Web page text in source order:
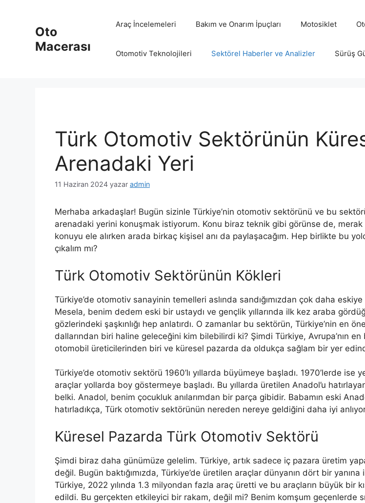
Oto
Macerası
Araç İncelemeleri Bakım ve Onarım İpuçları Motosiklet
Otomotiv Teknolojileri Sektörel Haberler ve Analizler Sürüş
Türk Otomotiv Sektörünün
Arenadaki Yeri
11 Haziran 2024 yazar admin
Merhaba arkadaşlar! Bugün sizinle Türkiye’nin otomotiv sektörünü ve bu
arenadaki yerini konuşmak istiyorum. Konu biraz teknik gibi görünse de,
konuyu ele alırken arada birkaç kişisel anı da paylaşacağım. Hep birlikte bu
çıkalım mı?
Türk Otomotiv Sektörünün Kökleri
Türkiye’de otomotiv sanayinin temelleri aslında sandığımızdan çok daha eskiye
Mesela, benim dedem eski bir ustaydı ve gençlik yıllarında ilk kez araba
gözlerindeki şaşkınlığı hep anlatırdı. O zamanlar bu sektörün, Türkiye’nin en
dallarından biri haline geleceğini kim bilebilirdi ki? Şimdi Türkiye, Avrupa’nın en
otomobil üreticilerinden biri ve küresel pazarda da oldukça sağlam bir yer
Türkiye’de otomotiv sektörü 1960’lı yıllarda büyümeye başladı. 1970’lerde ise
araçlar yollarda boy göstermeye başladı. Bu yıllarda üretilen Anadol’u
belki. Anadol, benim çocukluk anılarımdan bir parça gibidir. Babamın eski
hatırladıkça, Türk otomotiv sektörünün nereden nereye geldiğini daha iyi
Küresel Pazarda Türk Otomotiv Sektörü
Şimdi biraz daha günümüze gelelim. Türkiye, artık sadece iç pazara üretim
değil. Bugün baktığımızda, Türkiye’de üretilen araçlar dünyanın dört bir yanına
Türkiye, 2022 yılında 1.3 milyondan fazla araç üretti ve bu araçların büyük bir
edildi. Bu gerçekten etkileyici bir rakam, değil mi? Benim komşum geçenlerde